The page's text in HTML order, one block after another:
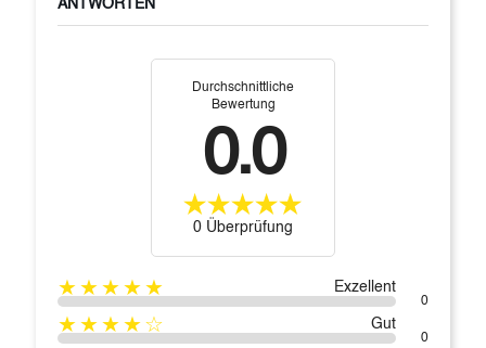
ANTWORTEN
Durchschnittliche
Bewertung
0.0
0 Überprüfung
★★★★★ Exzellent
0
★★★★☆ Gut
0